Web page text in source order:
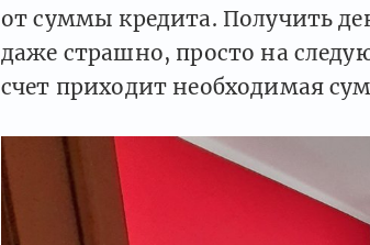
от суммы кредита. Получить
даже страшно, просто на
счет приходит необходимая